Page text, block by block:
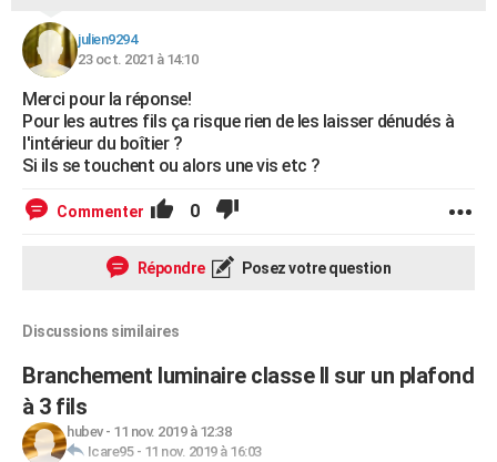
julien9294
23 oct. 2021 à 14:10
Merci pour la réponse!
Pour les autres fils ça risque rien de les laisser dénudés à
l'intérieur du boîtier ?
Si ils se touchent ou alors une vis etc ?
Commenter 0
Répondre Posez votre question
Discussions similaires
Branchement luminaire classe II sur un plafond
à 3 fils
hubev- 11 nov. 2019 à 12:38
Icare95- 11 nov. 2019 à 16:03